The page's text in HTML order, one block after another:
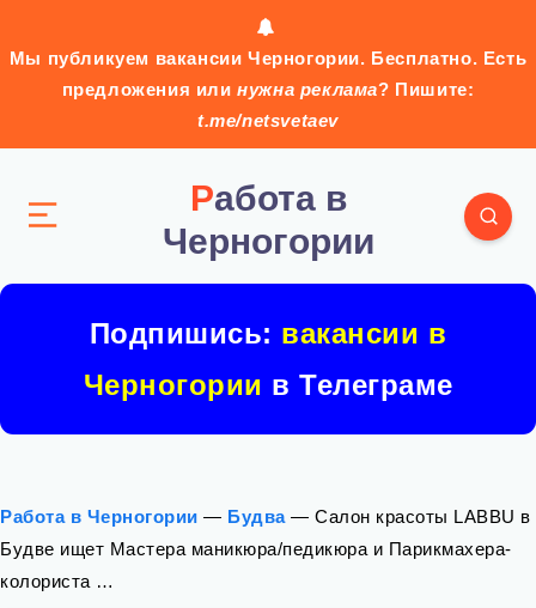
Мы публикуем вакансии Черногории. Бесплатно. Есть
предложения илинужна реклама? Пишите:
t.me/netsvetaev
Работа в
Черногории
Подпишись: вакансии в
Черногории в Телеграме
Работа в Черногории — Будва— Салон красоты LABBU в
Будве ищет Мастера маникюра/педикюра и Парикмахера-
колориста …